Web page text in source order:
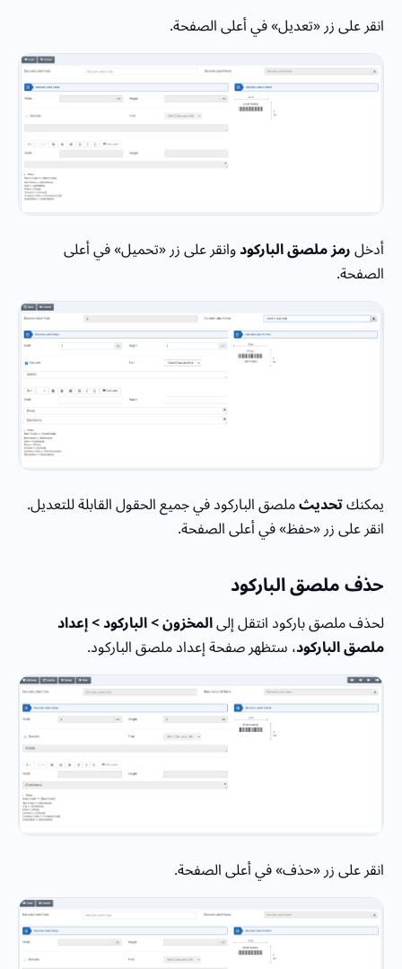
انقر على زر «تعديل» في أعلى الصفحة.
أدخلرمز ملصق الباركودوانقر على زر «تحميل» في أعلى
الصفحة.
يمكنكتحديثملصق الباركود في جميع الحقول القابلة للتعديل.
انقر على زر «حفظ» في أعلى الصفحة.
حذف ملصق الباركود
لحذف ملصق باركود انتقل إلىالمخزون > الباركود > إعداد
ملصق الباركود، ستظهر صفحة إعداد ملصق الباركود.
انقر على زر «حذف» في أعلى الصفحة.